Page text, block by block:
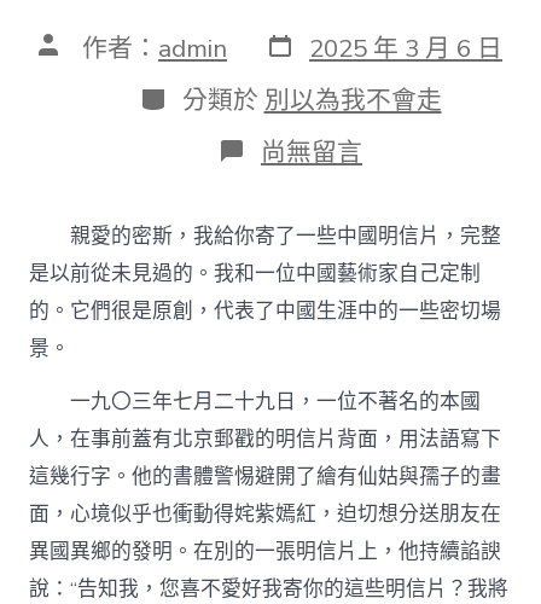
文 作者： admin 發
表
日
期
2025 年 3 月 6 日
分
類
分類於 別以為我不會走
在
〈“找
宮
格
教
室
世
郵
戳：
晚
清
手
繪
明
信
片
尚無留言
親愛的密斯，我給你寄了一些中國明信片，完整
是以前從未見過的。我和一位中國藝術家自己定制
的。它們很是原創，代表了中國生涯中的一些密切場
景。
一九〇三年七月二十九日，一位不著名的本國
人，在事前蓋有北京郵戳的明信片背面，用法語寫下
這幾行字。他的書體警惕避開了繪有仙姑與孺子的畫
面，心境似乎也衝動得姹紫嫣紅，迫切想分送朋友在
異國異鄉的發明。在別的一張明信片上，他持續諂諛
說：“告知我，您喜不愛好我寄你的這些明信片？我將